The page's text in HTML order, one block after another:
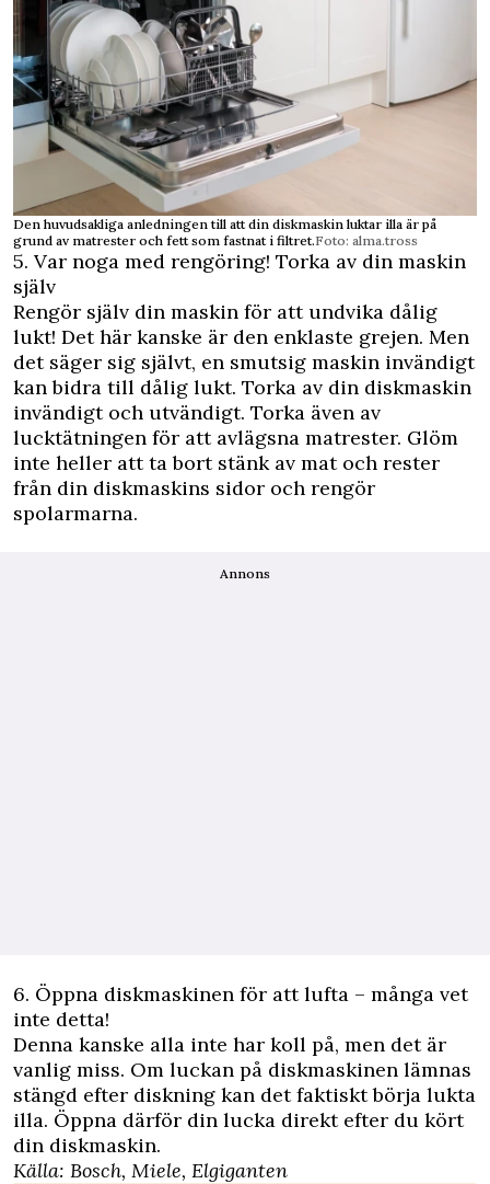
Den huvudsakliga anledningen till att din diskmaskin luktar illa är på
grund av matrester och fett som fastnat i filtret.Foto: alma.tross
5. Var noga med rengöring! Torka av din maskin
själv
Rengör själv din maskin för att undvika dålig
lukt! Det här kanske är den enklaste grejen. Men
det säger sig självt, en smutsig maskin invändigt
kan bidra till dålig lukt. Torka av din diskmaskin
invändigt och utvändigt. Torka även av
lucktätningen för att avlägsna matrester. Glöm
inte heller att ta bort stänk av mat och rester
från din diskmaskins sidor och rengör
spolarmarna.
Annons
6. Öppna diskmaskinen för att lufta – många vet
inte detta!
Denna kanske alla inte har koll på, men det är
vanlig miss. Om luckan på diskmaskinen lämnas
stängd efter diskning kan det faktiskt börja lukta
illa. Öppna därför din lucka direkt efter du kört
din diskmaskin.
Källa: Bosch, Miele, Elgiganten